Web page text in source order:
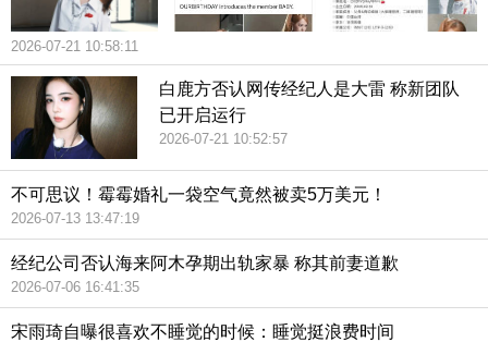
2026-07-21 10:58:11
白鹿方否认网传经纪人是大雷 称新团队
已开启运行
2026-07-21 10:52:57
不可思议！霉霉婚礼一袋空气竟然被卖5万美元！
2026-07-13 13:47:19
经纪公司否认海来阿木孕期出轨家暴 称其前妻道歉
2026-07-06 16:41:35
宋雨琦自曝很喜欢不睡觉的时候：睡觉挺浪费时间